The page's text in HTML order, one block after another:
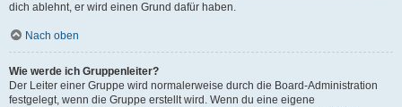
dich ablehnt, er wird einen Grund dafür haben.
Nach oben
Wie werde ich Gruppenleiter?
Der Leiter einer Gruppe wird normalerweise durch die Board-Administration
festgelegt, wenn die Gruppe erstellt wird. Wenn du eine eigene